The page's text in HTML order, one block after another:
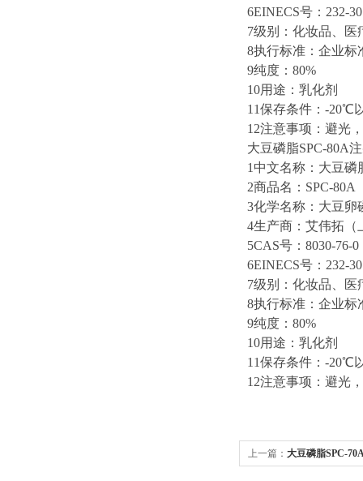
6EINECS号：232-
7级别：化妆品、医
8执行标准：企业标
9纯度：80%
10用途：乳化剂
11保存条件：-20℃
12注意事项：避光
大豆磷脂SPC-80A
1中文名称：大豆磷
2商品名：SPC-80A
3化学名称：大豆卵
4生产商：艾伟拓（
5CAS号：8030-76-0
6EINECS号：232-
7级别：化妆品、医
8执行标准：企业标
9纯度：80%
10用途：乳化剂
11保存条件：-20℃
12注意事项：避光
上一篇： 大豆磷脂SPC-